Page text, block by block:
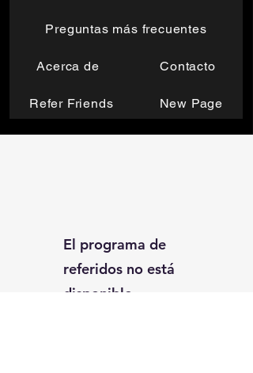
Preguntas más frecuentes
Acerca de Contacto
Refer Friends New Page
El programa de
referidos no está
disponible.